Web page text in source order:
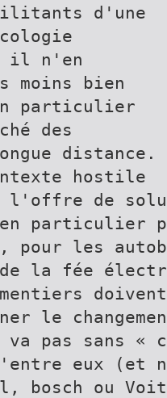
d'une
il n'en
moins bien
particulier
des
distance.
hostile
l'offre de
en particulier
les
la fée
le
pas sans «
eux (et
bosch ou